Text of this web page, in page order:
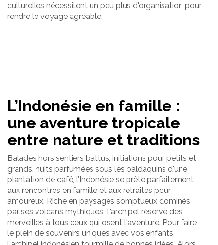
culturelles nécessitent un peu plus d'organisation pour
rendre le voyage agréable.
L’Indonésie en famille :
une aventure tropicale
entre nature et traditions
Balades hors sentiers battus, initiations pour petits et
grands. nuits parfumées sous les baldaquins d'une
plantation de café, l’Indonésie se prête parfaitement
aux rencontres en famille et aux retraites pour
amoureux. Riche en paysages somptueux dominés
par ses volcans mythiques, L’archipel réserve des
merveilles à tous ceux qui osent l'aventure. Pour faire
le plein de souvenirs uniques avec vos enfants,